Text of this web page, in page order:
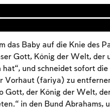
das Baby auf die Knie des
Gott, König der Welt, der
hat“, und schneidet sofort
Vorhaut (fariya) zu
Gott, der König der Welt,
in den Bund Abrahams,